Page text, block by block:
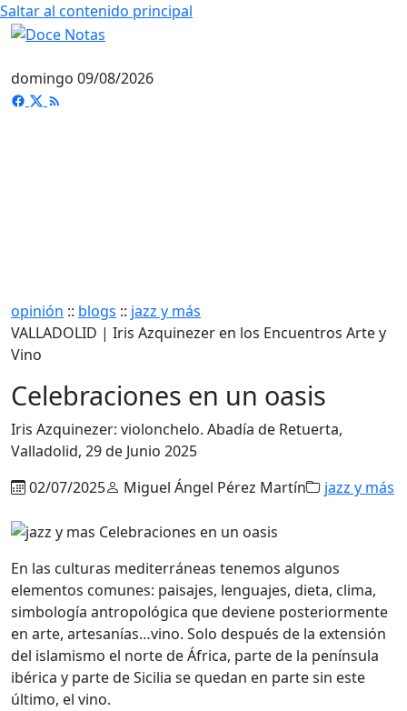
Saltar al contenido principal
domingo 09/08/2026
opinión :: blogs :: jazz y más
VALLADOLID | Iris Azquinezer en los Encuentros Arte y
Vino
Celebraciones en un oasis
Iris Azquinezer: violonchelo. Abadía de Retuerta,
Valladolid, 29 de Junio 2025
02/07/2025
Miguel Ángel Pérez Martín jazz y más
En las culturas mediterráneas tenemos algunos
elementos comunes: paisajes, lenguajes, dieta, clima,
simbología antropológica que deviene posteriormente
en arte, artesanías…vino. Solo después de la extensión
del islamismo el norte de África, parte de la península
ibérica y parte de Sicilia se quedan en parte sin este
último, el vino.